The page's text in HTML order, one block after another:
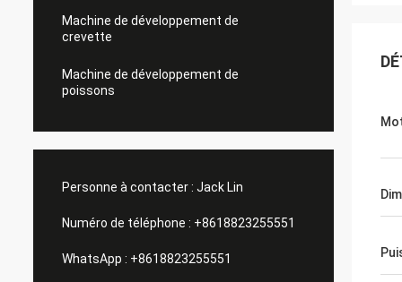
Machine de développement de
crevette
Machine de développement de
poissons
Personne à contacter : Jack Lin
Numéro de téléphone : +8618823255551
WhatsApp : +8618823255551